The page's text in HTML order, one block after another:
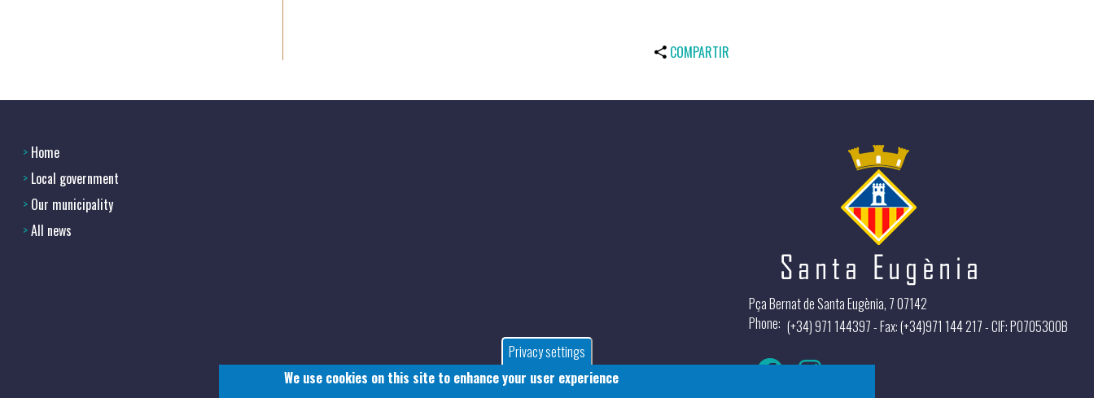
COMPARTIR
Footer
menu
1
Home
Local government
Our municipality
All news
Pça Bernat de Santa Eugènia, 7 07142
Phone (+34) 971 144397 - Fax: (+34)971 144 217 - CIF: P0705300B
Privacy settings
We use cookies on this site to enhance your user experience